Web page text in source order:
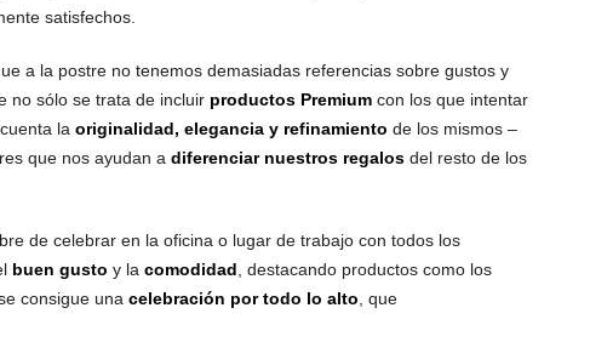
satisfechos.
a la postre no tenemos demasiadas referencias sobre gustos y
no sólo se trata de incluir productos Premiumcon los que intentar
la originalidad, elegancia y refinamiento de los mismos –
que nos ayudan a diferenciar nuestros regalosdel resto de los
de celebrar en la oficina o lugar de trabajo con todos los
buen gusto y la comodidad , destacando productos como los
consigue una celebración por todo lo alto , que